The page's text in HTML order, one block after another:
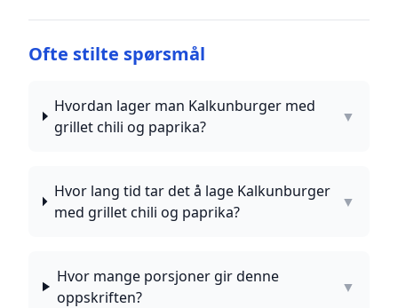
Ofte stilte spørsmål
Hvordan lager man Kalkunburger med
grillet chili og paprika?
▼
Hvor lang tid tar det å lage Kalkunburger
med grillet chili og paprika?
▼
Hvor mange porsjoner gir denne
oppskriften?
▼